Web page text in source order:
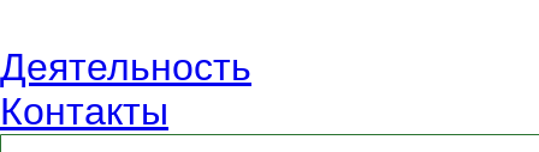
Деятельность
Контакты